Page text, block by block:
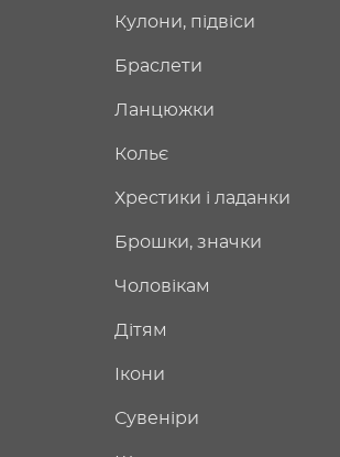
Кулони, підвіси
Браслети
Ланцюжки
Кольє
Хрестики і ладанки
Брошки, значки
Чоловікам
Дітям
Ікони
Сувеніри